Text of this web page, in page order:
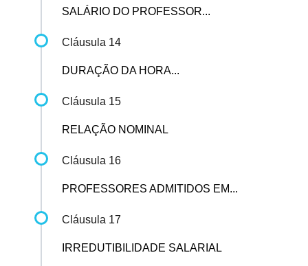
SALÁRIO DO PROFESSOR...
Cláusula 14
DURAÇÃO DA HORA...
Cláusula 15
RELAÇÃO NOMINAL
Cláusula 16
PROFESSORES ADMITIDOS EM...
Cláusula 17
IRREDUTIBILIDADE SALARIAL